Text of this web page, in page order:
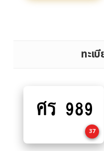
ทะเ
to
ศร 989
37